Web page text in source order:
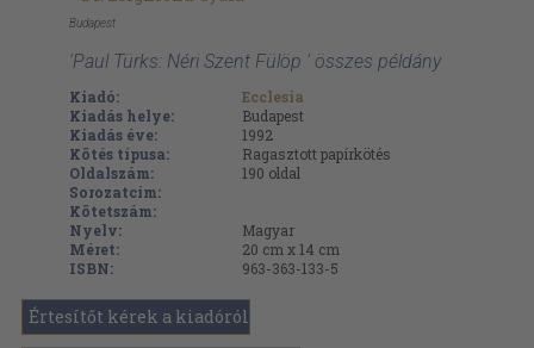
Budapest
'Paul Türks: Néri Szent Fülöp ' összes példány
Kiadó:
Ecclesia
Kiadás helye:
Budapest
Kiadás éve:
1992
Kötés típusa:
Ragasztott papírkötés
Oldalszám:
190 oldal
Sorozatcím:
Kötetszám:
Nyelv:
Magyar
Méret:
20 cm x 14 cm
ISBN:
963-363-133-5
Értesítőt kérek a kiadóról